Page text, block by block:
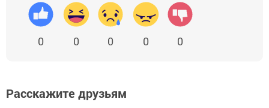
0 0 0 0 0
Расскажите друзьям